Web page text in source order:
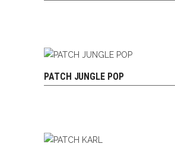
AJOUTER AU PANIER
PATCH JUNGLE POP